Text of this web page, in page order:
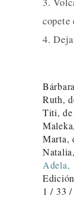
copete
4.
Ruth,
Titi,
Marta,
Adela,
1 / 33